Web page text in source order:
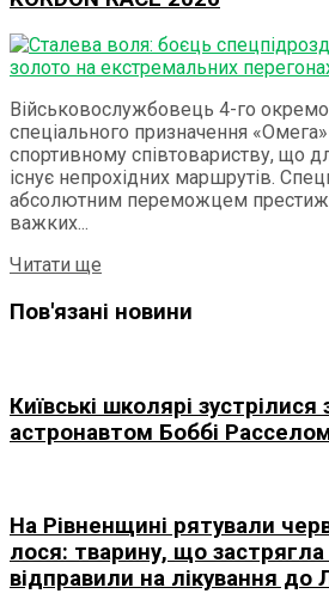
Військовослужбовець 4-го
спеціального призначення
спортивному співтовариству, що
існує непрохідних маршрутів.
абсолютним переможцем
важких...
Читати ще
Пов'язані новини
Київські школярі
астронавтом Боббі
На Рівненщині рятували
лося: тварину, що застрягла
відправили на лікування до